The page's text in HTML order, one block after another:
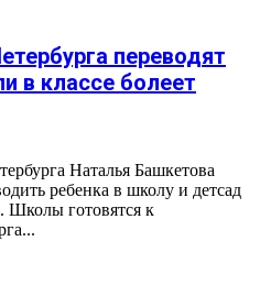
переводят
в классе болеет
Наталья Башкетова
ребенка в школу и детсад
готовятся к